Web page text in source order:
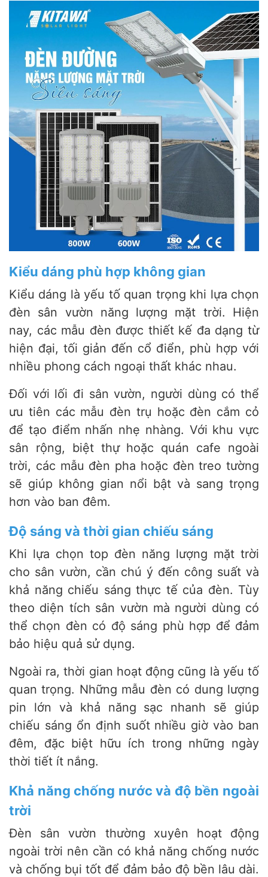
Kiểu dáng phù hợp không gian
Kiểu dáng là yếu tố quan trọng khi lựa chọn
đèn sân vườn năng lượng mặt trời. Hiện
nay, các mẫu đèn được thiết kế đa dạng từ
hiện đại, tối giản đến cổ điển, phù hợp với
nhiều phong cách ngoại thất khác nhau.
Đối với lối đi sân vườn, người dùng có thể
ưu tiên các mẫu đèn trụ hoặc đèn cắm cỏ
để tạo điểm nhấn nhẹ nhàng. Với khu vực
sân rộng, biệt thự hoặc quán cafe ngoài
trời, các mẫu đèn pha hoặc đèn treo tường
sẽ giúp không gian nổi bật và sang trọng
hơn vào ban đêm.
Độ sáng và thời gian chiếu sáng
Khi lựa chọn top đèn năng lượng mặt trời
cho sân vườn, cần chú ý đến công suất và
khả năng chiếu sáng thực tế của đèn. Tùy
theo diện tích sân vườn mà người dùng có
thể chọn đèn có độ sáng phù hợp để đảm
bảo hiệu quả sử dụng.
Ngoài ra, thời gian hoạt động cũng là yếu tố
quan trọng. Những mẫu đèn có dung lượng
pin lớn và khả năng sạc nhanh sẽ giúp
chiếu sáng ổn định suốt nhiều giờ vào ban
đêm, đặc biệt hữu ích trong những ngày
thời tiết ít nắng.
Khả năng chống nước và độ bền ngoài
trời
Đèn sân vườn thường xuyên hoạt động
ngoài trời nên cần có khả năng chống nước
và chống bụi tốt để đảm bảo độ bền lâu dài.